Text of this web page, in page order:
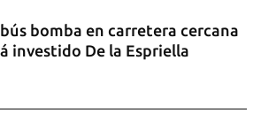
bomba en carretera cercana
investido De la Espriella